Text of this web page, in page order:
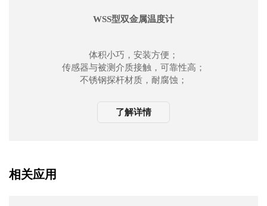
WSS型双金属温度计
体积小巧，安装方便；
传感器与被测介质接触，可靠性高；
不锈钢探杆材质，耐腐蚀；
了解详情
相关应用